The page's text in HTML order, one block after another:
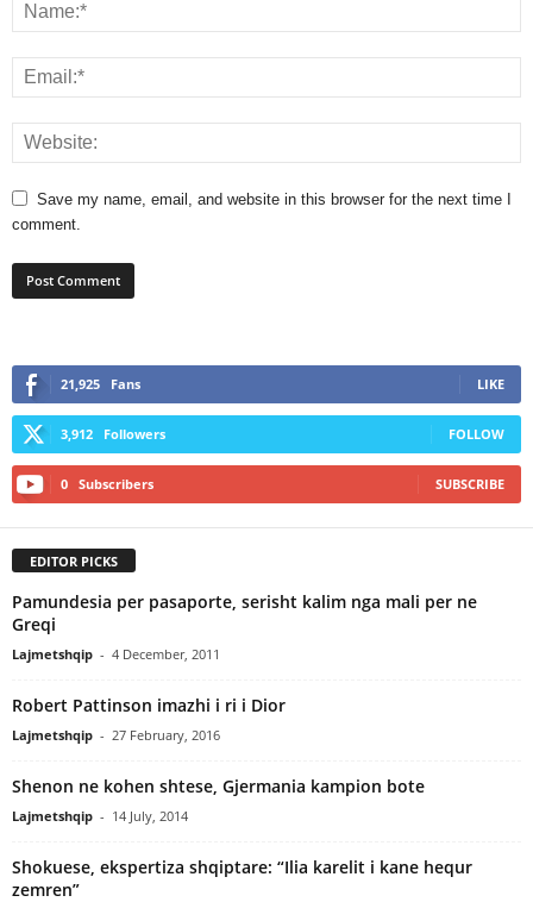
Save my name, email, and website in this browser for the next time I
comment.
21,925 Fans LIKE
3,912 Followers FOLLOW
0 Subscribers SUBSCRIBE
EDITOR PICKS
Pamundesia per pasaporte, serisht kalim nga mali per ne
Greqi
Lajmetshqip - 4 December, 2011
Robert Pattinson imazhi i ri i Dior
Lajmetshqip - 27 February, 2016
Shenon ne kohen shtese, Gjermania kampion bote
Lajmetshqip - 14 July, 2014
Shokuese, ekspertiza shqiptare: “Ilia karelit i kane hequr
zemren”